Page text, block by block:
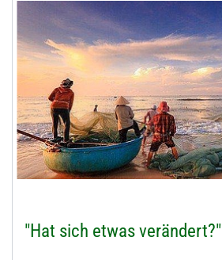
"Hat sich etwas verändert?"